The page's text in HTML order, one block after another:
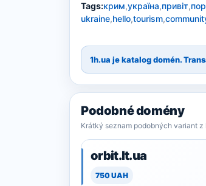
Tags:крим,україна,привіт,
ukraine,hello,tourism,
1h.ua je katalog domén.
Podobné domény
Krátký seznam podobných variant z
orbit.lt.ua
750 UAH